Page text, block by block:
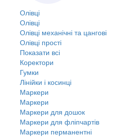
Олівці
Олівці
Олівці механічні та цангові
Олівці прості
Показати всі
Коректори
Гумки
Лінійки і косинці
Маркери
Маркери
Маркери для дошок
Маркери для фліпчартів
Маркери перманентні